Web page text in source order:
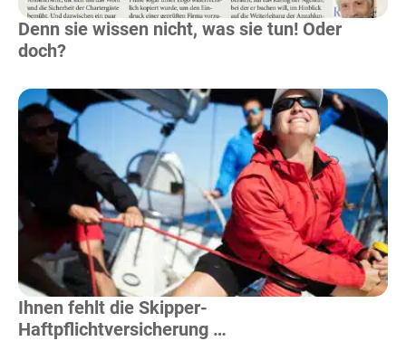
Denn sie wissen nicht, was sie tun! Oder
doch?
Mehr Lesen
Ihnen fehlt die Skipper-
Haftpflichtversicherung …